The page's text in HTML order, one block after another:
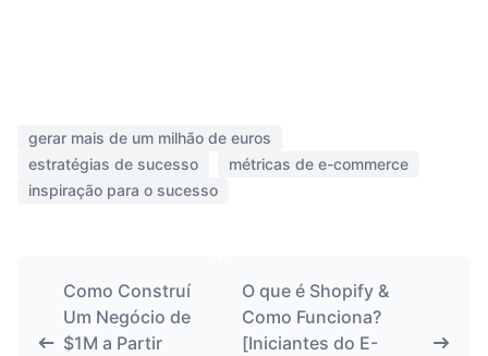
gerar mais de um milhão de euros
estratégias de sucesso
métricas de e-commerce
inspiração para o sucesso
Como Construí
Um Negócio de
$1M a Partir
O que é Shopify &
Como Funciona?
[Iniciantes do E-